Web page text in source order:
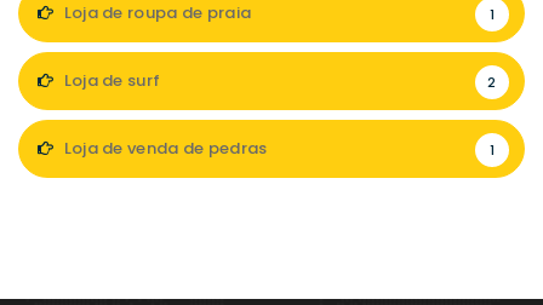
Loja de roupa de praia 1
Loja de surf 2
Loja de venda de pedras 1